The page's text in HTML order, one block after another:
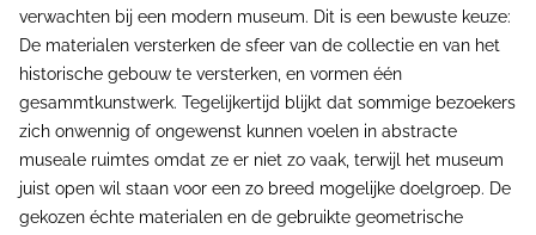
verwachten bij een modern museum. Dit is een bewuste keuze:
De materialen versterken de sfeer van de collectie en van het
historische gebouw te versterken, en vormen één
gesammtkunstwerk. Tegelijkertijd blijkt dat sommige bezoekers
zich onwennig of ongewenst kunnen voelen in abstracte
museale ruimtes omdat ze er niet zo vaak, terwijl het museum
juist open wil staan voor een zo breed mogelijke doelgroep. De
gekozen échte materialen en de gebruikte geometrische